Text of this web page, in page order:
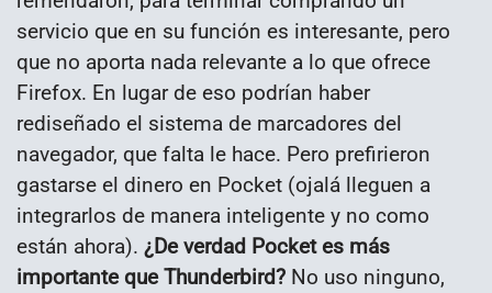
servicio que en su función es interesante, pero
que no aporta nada relevante a lo que ofrece
Firefox. En lugar de eso podrían haber
rediseñado el sistema de marcadores del
navegador, que falta le hace. Pero prefirieron
gastarse el dinero en Pocket (ojalá lleguen a
integrarlos de manera inteligente y no como
están ahora). ¿De verdad Pocket es más
importante que Thunderbird? No uso ninguno,